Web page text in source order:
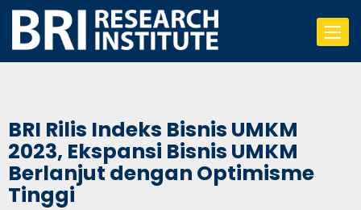
Toggle
BRI Rilis Indeks Bisnis UMKM
2023, Ekspansi Bisnis UMKM
Berlanjut dengan Optimisme
Tinggi